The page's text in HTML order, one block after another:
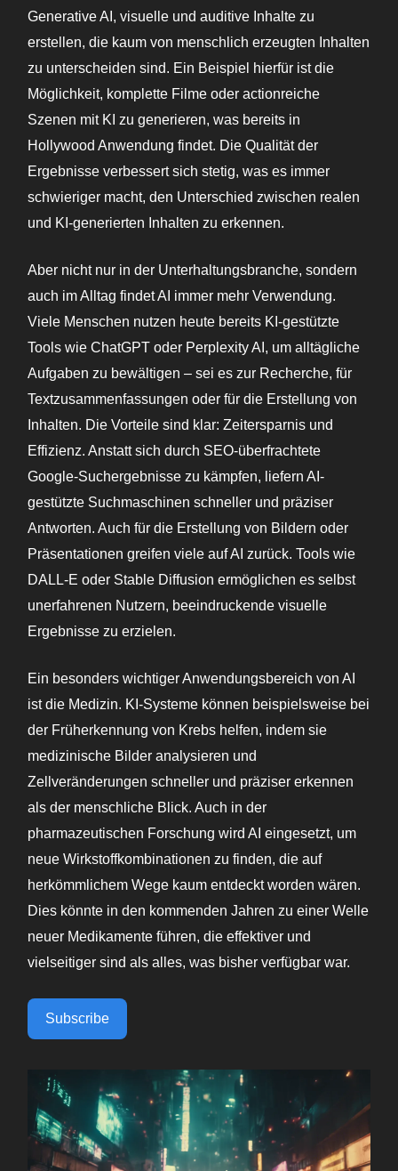
Generative AI, visuelle und auditive Inhalte zu
erstellen, die kaum von menschlich erzeugten Inhalten
zu unterscheiden sind. Ein Beispiel hierfür ist die
Möglichkeit, komplette Filme oder actionreiche
Szenen mit KI zu generieren, was bereits in
Hollywood Anwendung findet. Die Qualität der
Ergebnisse verbessert sich stetig, was es immer
schwieriger macht, den Unterschied zwischen realen
und KI-generierten Inhalten zu erkennen.
Aber nicht nur in der Unterhaltungsbranche, sondern
auch im Alltag findet AI immer mehr Verwendung.
Viele Menschen nutzen heute bereits KI-gestützte
Tools wie ChatGPT oder Perplexity AI, um alltägliche
Aufgaben zu bewältigen – sei es zur Recherche, für
Textzusammenfassungen oder für die Erstellung von
Inhalten. Die Vorteile sind klar: Zeitersparnis und
Effizienz. Anstatt sich durch SEO-überfrachtete
Google-Suchergebnisse zu kämpfen, liefern AI-
gestützte Suchmaschinen schneller und präziser
Antworten. Auch für die Erstellung von Bildern oder
Präsentationen greifen viele auf AI zurück. Tools wie
DALL-E oder Stable Diffusion ermöglichen es selbst
unerfahrenen Nutzern, beeindruckende visuelle
Ergebnisse zu erzielen.
Ein besonders wichtiger Anwendungsbereich von AI
ist die Medizin. KI-Systeme können beispielsweise bei
der Früherkennung von Krebs helfen, indem sie
medizinische Bilder analysieren und
Zellveränderungen schneller und präziser erkennen
als der menschliche Blick. Auch in der
pharmazeutischen Forschung wird AI eingesetzt, um
neue Wirkstoffkombinationen zu finden, die auf
herkömmlichem Wege kaum entdeckt worden wären.
Dies könnte in den kommenden Jahren zu einer Welle
neuer Medikamente führen, die effektiver und
vielseitiger sind als alles, was bisher verfügbar war.
Subscribe